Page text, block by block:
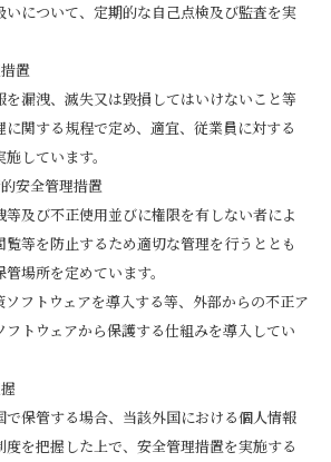
いについて、定期的な自己点検及び監査を実
置
を漏洩、滅失又は毀損してはいけないこと等
に関する規程で定め、適宜、従業員に対する
しています。
安全管理措置
等及び不正使用並びに権限を有しない者によ
覧等を防止するため適切な管理を行うととも
場所を定めています。
ソフトウェアを導入する等、外部からの不正ア
フトウェアから保護する仕組みを導入してい
で保管する場合、当該外国における個人情報
度を把握した上で、安全管理措置を実施する